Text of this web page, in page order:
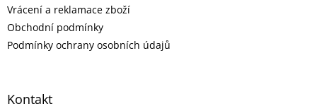
Vrácení a reklamace zboží
Obchodní podmínky
Podmínky ochrany osobních údajů
Kontakt